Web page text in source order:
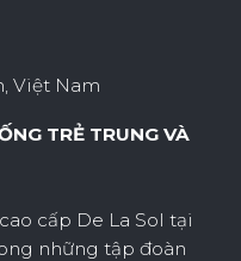
Việt Nam
TRẺ TRUNG VÀ
cấp De La Sol tại
những tập đoàn